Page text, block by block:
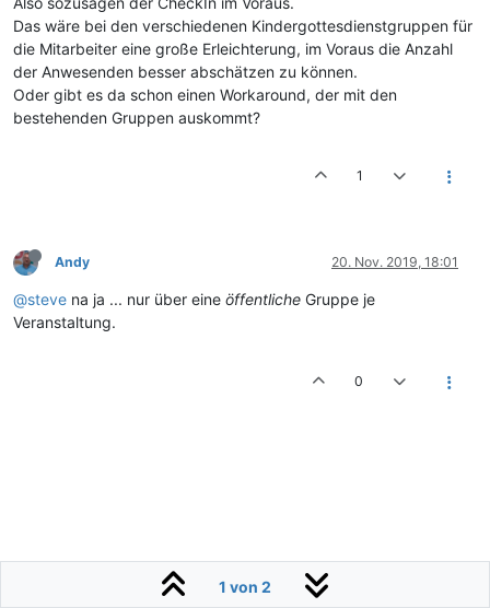
Das wäre bei den verschiedenen Kindergottesdienstgruppen für
die Mitarbeiter eine große Erleichterung, im Voraus die Anzahl
der Anwesenden besser abschätzen zu können.
Oder gibt es da schon einen Workaround, der mit den
bestehenden Gruppen auskommt?
1
Andy 20. Nov. 2019, 18:01
@steve na ja ... nur über eine öffentliche Gruppe je
Veranstaltung.
0
1 von 2